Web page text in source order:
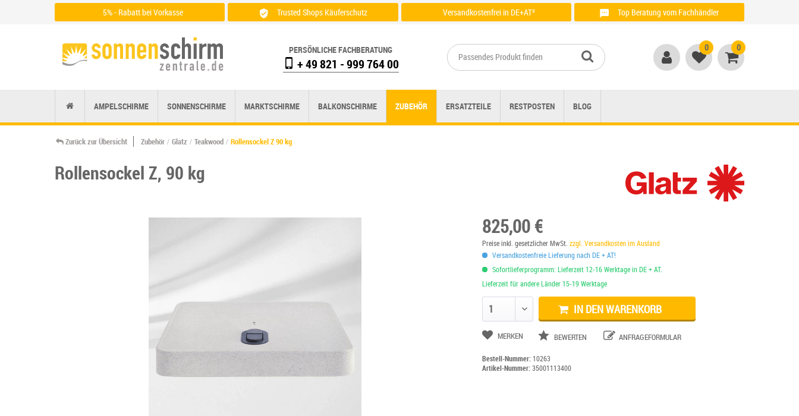
5% - Rabatt bei Vorkasse
Trusted Shops Käuferschutz
Versandkostenfrei in DE+AT²
Top Beratung vom Fachhändler
PERSÖNLICHE FACHBERATUNG
+ 49 821 - 999 764 00
0 0
AMPELSCHIRME SONNENSCHIRME MARKTSCHIRME BALKONSCHIRME ZUBEHÖR ERSATZTEILE RESTPOSTEN BLOG
Zurück zur Übersicht Zubehör Glatz Teakwood Rollensockel Z 90 kg
Rollensockel Z, 90 kg
825,00 €
Preise inkl. gesetzlicher MwSt.zzgl. Versandkosten im Ausland
Versandkostenfreie Lieferung nach DE + AT!
Sofortlieferprogramm: Lieferzeit 12-16 Werktage in DE + AT.
Lieferzeit für andere Länder 15-19 Werktage
IN DEN WARENKORB
MERKEN BEWERTEN ANFRAGEFORMULAR
Bestell-Nummer:10263
Artikel-Nummer:35001113400